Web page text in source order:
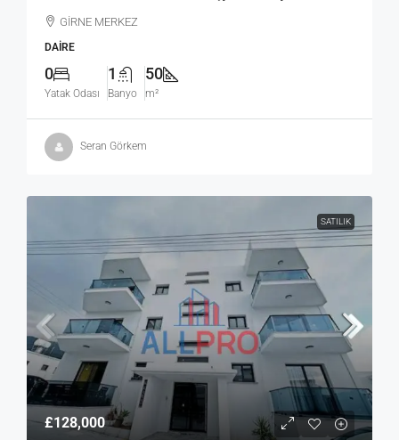
GİRNE MERKEZ
DAIRE
0
Yatak Odası
1
Banyo
50
m²
Seran Görkem
SATILIK
£128,000